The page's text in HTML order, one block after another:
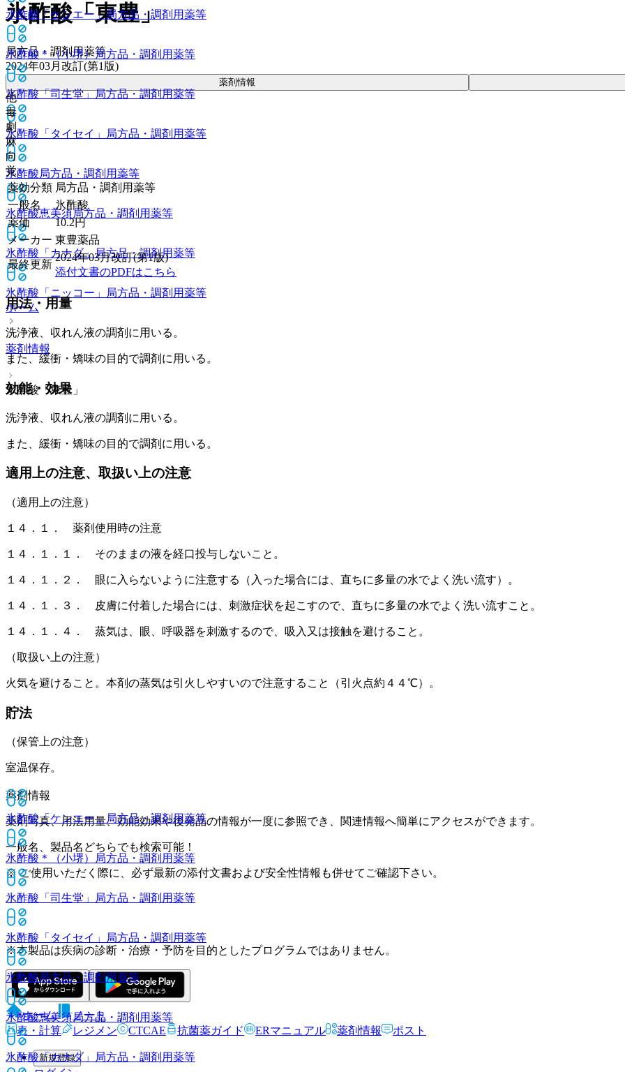
氷酢酸「ケンエー」局方品・調剤用薬等
氷酢酸＊（小堺）局方品・調剤用薬等
氷酢酸「司生堂」局方品・調剤用薬等
氷酢酸「タイセイ」 局方品・調剤用薬等
氷酢酸局方品・調剤用薬等
氷酢酸恵美須局方品・調剤用薬等
氷酢酸「カナダ」局方品・調剤用薬等
氷酢酸「ニッコー」
局方品・調剤用薬等
ホーム
薬剤情報
氷酢酸「東豊」
氷酢酸「東豊」
局方品・調剤用薬等
2024年03月改訂(第1版)
薬剤情報
他
毒
劇
麻
向
覚
薬効分類 局方品・調剤用薬等
一般名
氷酢酸
薬価
10.2円
メーカー 東豊薬品
最終更新
2024年03月改訂(第1版)
添付文書のPDFはこちら
用法・用量
洗浄液、収れん液の調剤に用いる。
また、緩衝・矯味の目的で調剤に用いる。
効能・効果
洗浄液、収れん液の調剤に用いる。
また、緩衝・矯味の目的で調剤に用いる。
適用上の注意、取扱い上の注意
（適用上の注意）
１４．１． 薬剤使用時の注意
１４．１．１． そのままの液を経口投与しないこと。
１４．１．２． 眼に入らないように注意する（入った場合には、直ちに多量の水でよく洗い流す）。
１４．１．３． 皮膚に付着した場合には、刺激症状を起こすので、直ちに多量の水でよく洗い流すこと。
１４．１．４． 蒸気は、眼、呼吸器を刺激するので、吸入又は接触を避けること。
（取扱い上の注意）
火気を避けること。本剤の蒸気は引火しやすいので注意すること（引火点約４４℃）。
貯法
（保管上の注意）
室温保存。
氷酢酸「ケンエー」局方品・調剤用薬等
氷酢酸＊（小堺） 局方品・調剤用薬等
氷酢酸「司生堂」 局方品・調剤用薬等
氷酢酸「タイセイ」 局方品・調剤用薬等
氷酢酸局方品・調剤用薬等
氷酢酸恵美須局方品・調剤用薬等
氷酢酸「カナダ」 局方品・調剤用薬等
薬剤情報
薬剤写真、用法用量、効能効果や後発品の情報が一度に参照でき、関連情報へ簡単にアクセスができます。
一般名、製品名どちらでも検索可能！
※ ご使用いただく際に、必ず最新の添付文書および安全性情報も併せてご確認下さい。
※本製品は疾病の診断・治療・予防を目的としたプログラムではありません。
ホーム
ノート
表・計算
レジメン CTCAE 抗菌薬ガイド ERマニュアル 薬剤情報 ポスト
新規登録